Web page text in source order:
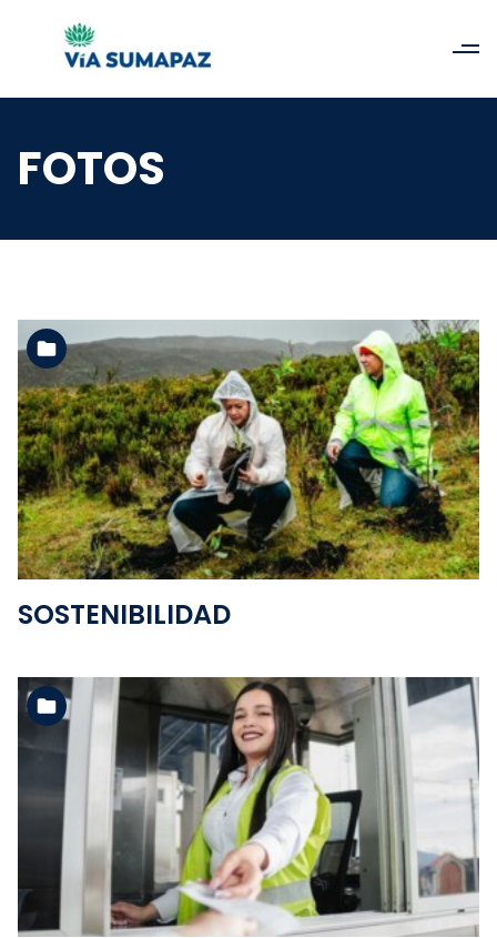
FOTOS
Ver la carpeta
SOSTENIBILIDAD
Ver la carpeta